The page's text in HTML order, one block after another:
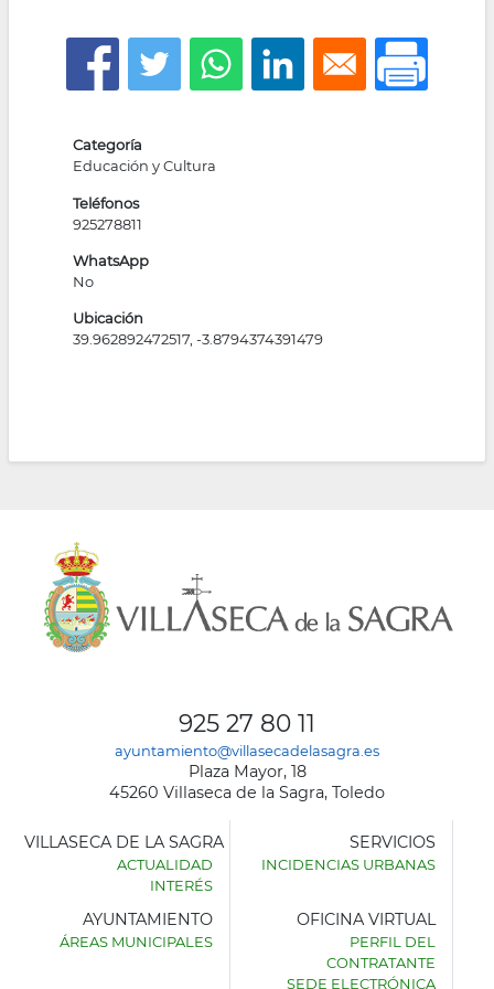
navegación
Categoría
Educación y Cultura
Teléfonos
925278811
WhatsApp
No
Ubicación
39.962892472517, -3.8794374391479
925 27 80 11
ayuntamiento@villasecadelasagra.es
Plaza Mayor, 18
45260 Villaseca de la Sagra, Toledo
AYUNTAMIENTO
VILLASECA DE LA SAGRA
ACTUALIDAD
INTERÉS
SERVICIOS
INCIDENCIAS URBANAS
AYUNTAMIENTO
ÁREAS MUNICIPALES
OFICINA VIRTUAL
PERFIL DEL
CONTRATANTE
SEDE ELECTRÓNICA